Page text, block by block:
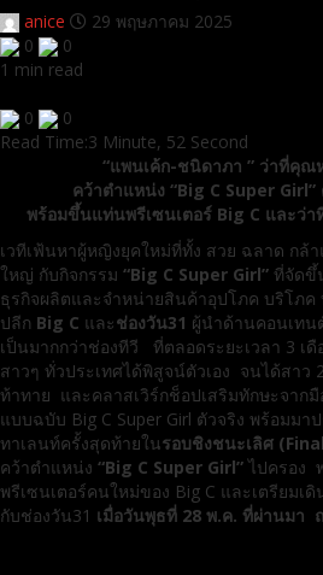
anice
29 พฤษภาคม 2025
0
0
1 min read
0
0
Read Time:3 Minute, 52 Second
“แพนเค้ก-ชนิดาภา ” ว่าที่คุณ
คว้าตำแหน่ง “Big C Super Girl”
พร้อมขึ้นแท่นพรีเซนเตอร์ Big C และว่า
เวทีเฟ้นหาผู้หญิงยุคใหม่ที่ทั้ง สวย ฉลาด กล้
ใหญ่ กับกิจกรรม “Big C Super Girl” ที่จัดขึ้
ธุรกิจผลิตและจำหน่ายสินค้าอุปโภค บริโภ
ปลีก Big C และช่องวัน31 ผู้นำด้านคอนเทน
เป็นมากกว่าช่องทีวี ที่ตลอดระยะเวลา 3 เ
สาวๆ ทั่วประเทศได้พิสูจน์ตัวเอง จนได้สาว
ท้าทาย และคลาสเวิร์กช็อปเสริมทักษะจาก
แบบฉบับ Big C Super Girl ตัวจริง พร้อมมา
ทาเลนท์ครั้งสุดท้ายในรอบชิงชนะเลิศ (
คว้าตำแหน่ง “Big C Super Girl” ไปครอง
พรีเซนเตอร์คนใหม่ของ Big C และเตรียมเ
กับช่องวัน31 เมื่อวันพุธที่ 28 พ.ค. ที่ผ่านมา